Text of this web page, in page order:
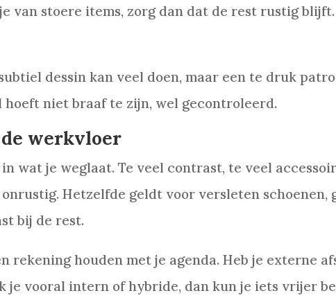
van stoere items, zorg dan dat de rest rustig
dessin kan veel doen, maar een te druk
niet braaf te zijn, wel gecontroleerd.
werkvloer
wat je weglaat. Te veel contrast, te veel
Hetzelfde geldt voor versleten schoenen,
bij de rest.
rekening houden met je agenda. Heb je externe
je vooral intern of hybride, dan kun je iets vrijer